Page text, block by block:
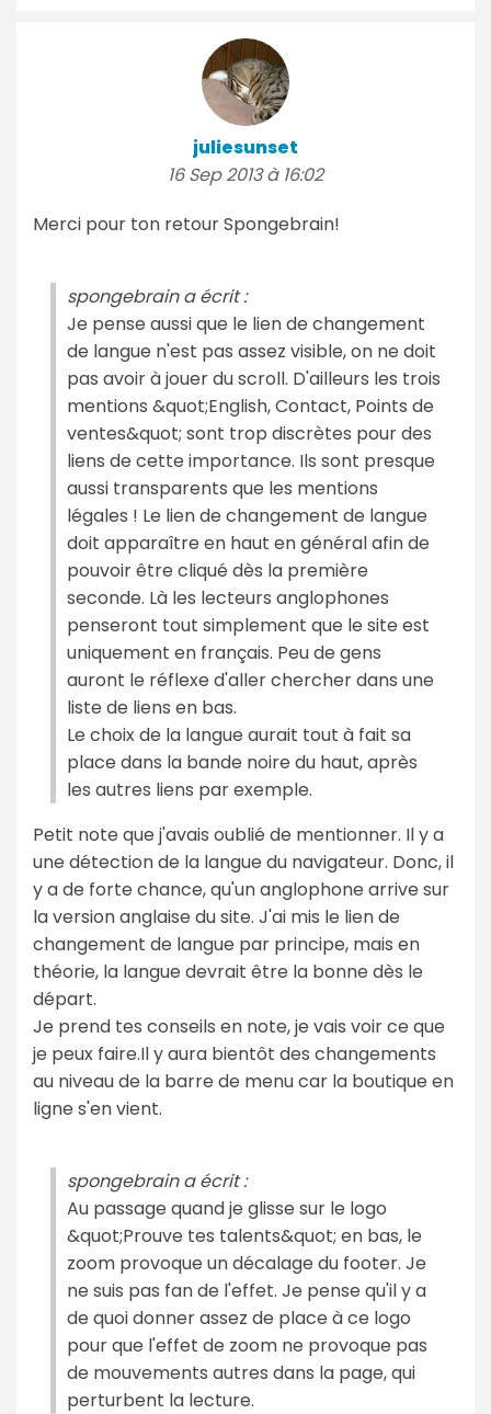
juliesunset
16 Sep 2013 à 16:02
Merci pour ton retour Spongebrain!
spongebrain a écrit :
Je pense aussi que le lien de changement
de langue n'est pas assez visible, on ne doit
pas avoir à jouer du scroll. D'ailleurs les trois
mentions &quot;English, Contact, Points de
ventes&quot; sont trop discrètes pour des
liens de cette importance. Ils sont presque
aussi transparents que les mentions
légales ! Le lien de changement de langue
doit apparaître en haut en général afin de
pouvoir être cliqué dès la première
seconde. Là les lecteurs anglophones
penseront tout simplement que le site est
uniquement en français. Peu de gens
auront le réflexe d'aller chercher dans une
liste de liens en bas.
Le choix de la langue aurait tout à fait sa
place dans la bande noire du haut, après
les autres liens par exemple.
Petit note que j'avais oublié de mentionner. Il y a
une détection de la langue du navigateur. Donc, il
y a de forte chance, qu'un anglophone arrive sur
la version anglaise du site. J'ai mis le lien de
changement de langue par principe, mais en
théorie, la langue devrait être la bonne dès le
départ.
Je prend tes conseils en note, je vais voir ce que
je peux faire.Il y aura bientôt des changements
au niveau de la barre de menu car la boutique en
ligne s'en vient.
spongebrain a écrit :
Au passage quand je glisse sur le logo
&quot;Prouve tes talents&quot; en bas, le
zoom provoque un décalage du footer. Je
ne suis pas fan de l'effet. Je pense qu'il y a
de quoi donner assez de place à ce logo
pour que l'effet de zoom ne provoque pas
de mouvements autres dans la page, qui
perturbent la lecture.